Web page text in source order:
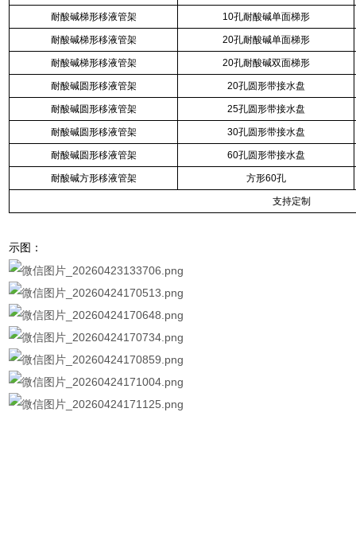
耐酸碱梯形移液管架 10孔耐酸碱单面梯形
耐酸碱梯形移液管架 20孔耐酸碱单面梯形
耐酸碱梯形移液管架 20孔耐酸碱双面梯形
耐酸碱圆形移液管架 20孔圆形带接水盘
耐酸碱圆形移液管架 25孔圆形带接水盘
耐酸碱圆形移液管架 30孔圆形带接水盘
耐酸碱圆形移液管架 60孔圆形带接水盘
耐酸碱方形移液管架 方形60孔
支持定制
示图：